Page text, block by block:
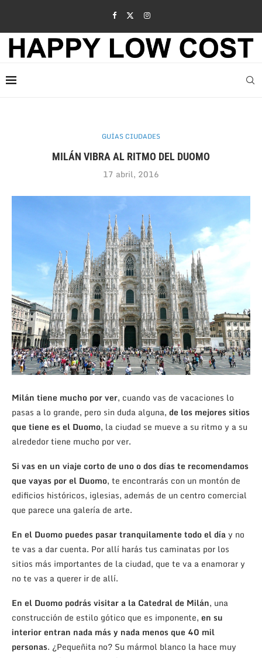
GUÍAS CIUDADES
MILÁN VIBRA AL RITMO DEL DUOMO
17 abril, 2016
Milán tiene mucho por ver, cuando vas de vacaciones lo
pasas a lo grande, pero sin duda alguna, de los mejores sitios
que tiene es el Duomo, la ciudad se mueve a su ritmo y a su
alrededor tiene mucho por ver.
Si vas en un viaje corto de uno o dos días te recomendamos
que vayas por el Duomo, te encontrarás con un montón de
edificios históricos, iglesias, además de un centro comercial
que parece una galería de arte.
En el Duomo puedes pasar tranquilamente todo el díay no
te vas a dar cuenta. Por allí harás tus caminatas por los
sitios más importantes de la ciudad, que te va a enamorar y
no te vas a querer ir de allí.
En el Duomo podrás visitar a la Catedral de Milán, una
construcción de estilo gótico que es imponente, en su
interior entran nada más y nada menos que 40 mil
personas. ¿Pequeñita no? Su mármol blanco la hace muy